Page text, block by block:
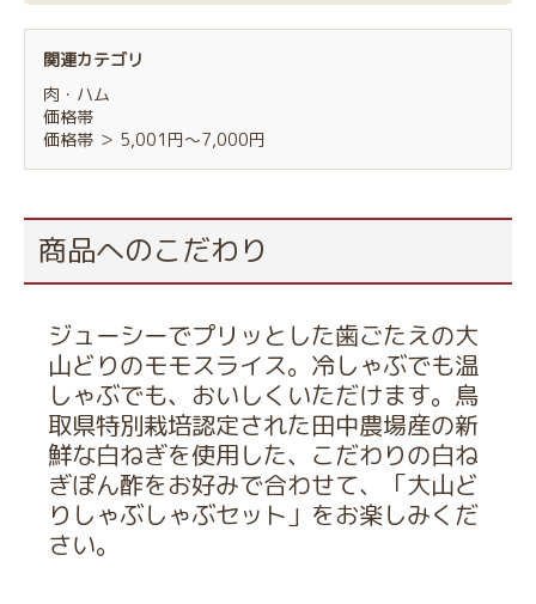
関連カテゴリ
肉・ハム
価格帯
価格帯 ＞ 5,001円～7,000円
商品へのこだわり
ジューシーでプリッとした歯ごたえの大
山どりのモモスライス。冷しゃぶでも温
しゃぶでも、おいしくいただけます。鳥
取県特別栽培認定された田中農場産の新
鮮な白ねぎを使用した、こだわりの白ね
ぎぽん酢をお好みで合わせて、「大山ど
りしゃぶしゃぶセット」をお楽しみくだ
さい。